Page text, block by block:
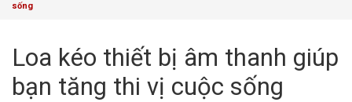
sống
Loa kéo thiết bị âm thanh giúp
bạn tăng thi vị cuộc sống